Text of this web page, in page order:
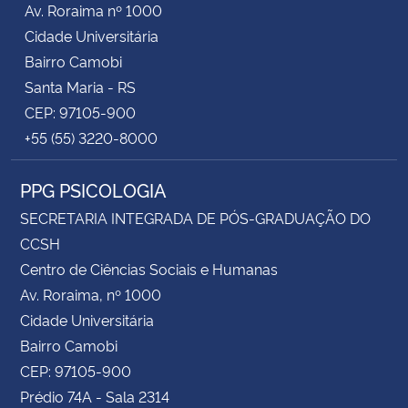
Secretaria-Geral
Secretaria de Governo
Gabinete de Segurança Institucional
Advocacia-Geral da União
Av. Roraima nº 1000
Cidade Universitária
Bairro Camobi
Santa Maria - RS
CEP: 97105-900
+55 (55) 3220-8000
PPG PSICOLOGIA
SECRETARIA INTEGRADA DE PÓS-GRADUAÇÃO DO
CCSH
Centro de Ciências Sociais e Humanas
Av. Roraima, nº 1000
Cidade Universitária
Bairro Camobi
CEP: 97105-900
Prédio 74A - Sala 2314